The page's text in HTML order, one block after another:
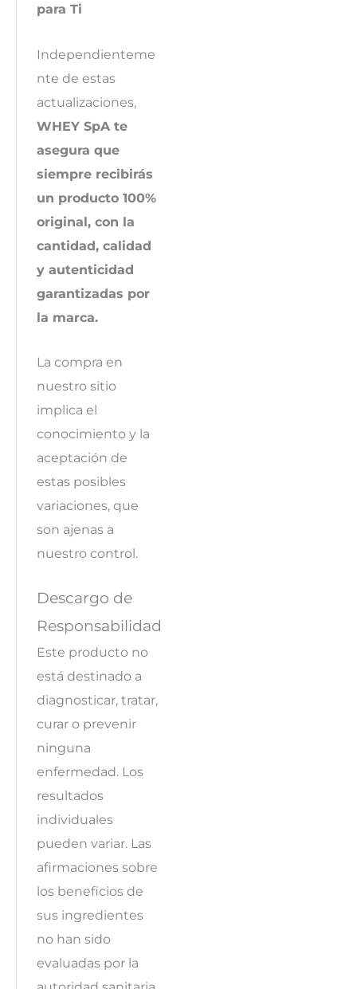
para Ti
Independienteme
nte de estas
actualizaciones,
WHEY SpA te
asegura que
siempre recibirás
un producto 100%
original, con la
cantidad, calidad
y autenticidad
garantizadas por
la marca.
La compra en
nuestro sitio
implica el
conocimiento y la
aceptación de
estas posibles
variaciones, que
son ajenas a
nuestro control.
Descargo de
Responsabilidad
Este producto no
está destinado a
diagnosticar, tratar,
curar o prevenir
ninguna
enfermedad. Los
resultados
individuales
pueden variar. Las
afirmaciones sobre
los beneficios de
sus ingredientes
no han sido
evaluadas por la